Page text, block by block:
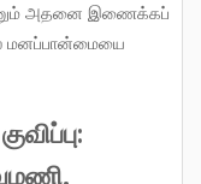
அதனை இணைக்கப்
மனப்பான்மையை